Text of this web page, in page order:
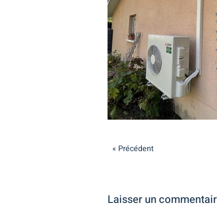
« Précédent
Laisser un